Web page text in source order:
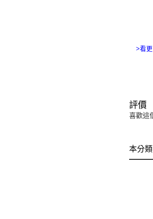
>看
評價
喜歡這
本分